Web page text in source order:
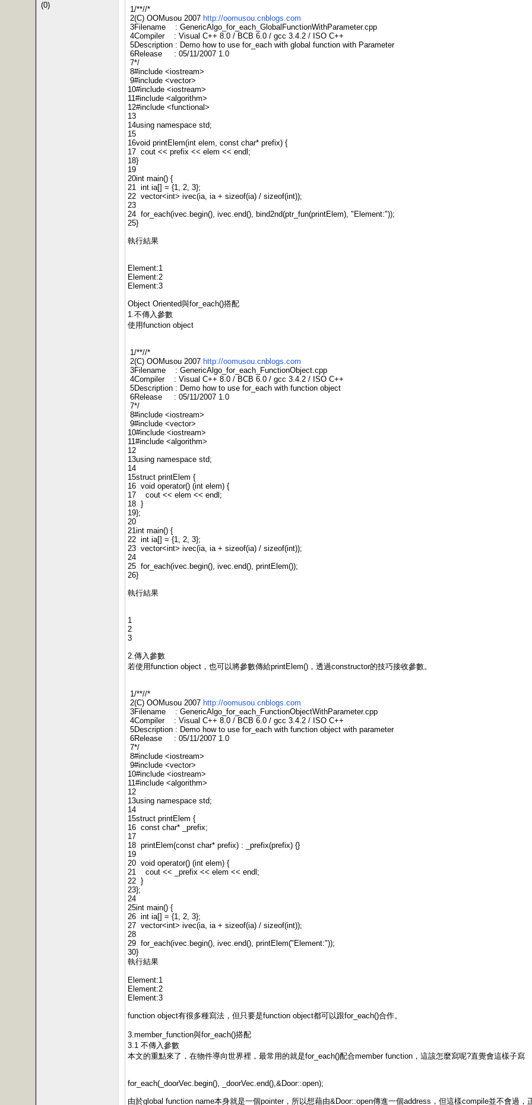
(0)
1/**//*
2(C) OOMusou 2007 http://oomusou.cnblogs.com
3Filename : GenericAlgo_for_each_GlobalFunctionWithParameter.cpp
4Compiler : Visual C++ 8.0 / BCB 6.0 / gcc 3.4.2 / ISO C++
5Description : Demo how to use for_each with global function with Parameter
6Release : 05/11/2007 1.0
7*/
8#include <iostream>
9#include <vector>
10#include <iostream>
11#include <algorithm>
12#include <functional>
13
14using namespace std;
15
16void printElem(int elem, const char* prefix) {
17 cout << prefix << elem << endl;
18}
19
20int main() {
21 int ia[] = {1, 2, 3};
22 vector<int> ivec(ia, ia + sizeof(ia) / sizeof(int));
23
24 for_each(ivec.begin(), ivec.end(), bind2nd(ptr_fun(printElem), "Element:"));
25}
執行結果
Element:1
Element:2
Element:3
Object Oriented與for_each()搭配
1.不傳入參數
使用function object
1/**//*
2(C) OOMusou 2007 http://oomusou.cnblogs.com
3Filename : GenericAlgo_for_each_FunctionObject.cpp
4Compiler : Visual C++ 8.0 / BCB 6.0 / gcc 3.4.2 / ISO C++
5Description : Demo how to use for_each with function object
6Release : 05/11/2007 1.0
7*/
8#include <iostream>
9#include <vector>
10#include <iostream>
11#include <algorithm>
12
13using namespace std;
14
15struct printElem {
16 void operator() (int elem) {
17 cout << elem << endl;
18 }
19};
20
21int main() {
22 int ia[] = {1, 2, 3};
23 vector<int> ivec(ia, ia + sizeof(ia) / sizeof(int));
24
25 for_each(ivec.begin(), ivec.end(), printElem());
26}
執行結果
1
2
3
2.傳入參數
若使用function object，也可以將參數傳給printElem()，透過constructor的技巧接收參數。
1/**//*
2(C) OOMusou 2007 http://oomusou.cnblogs.com
3Filename : GenericAlgo_for_each_FunctionObjectWithParameter.cpp
4Compiler : Visual C++ 8.0 / BCB 6.0 / gcc 3.4.2 / ISO C++
5Description : Demo how to use for_each with function object with parameter
6Release : 05/11/2007 1.0
7*/
8#include <iostream>
9#include <vector>
10#include <iostream>
11#include <algorithm>
12
13using namespace std;
14
15struct printElem {
16 const char* _prefix;
17
18 printElem(const char* prefix) : _prefix(prefix) {}
19
20 void operator() (int elem) {
21 cout << _prefix << elem << endl;
22 }
23};
24
25int main() {
26 int ia[] = {1, 2, 3};
27 vector<int> ivec(ia, ia + sizeof(ia) / sizeof(int));
28
29 for_each(ivec.begin(), ivec.end(), printElem("Element:"));
30}
執行結果
Element:1
Element:2
Element:3
function object有很多種寫法，但只要是function object都可以跟for_each()合作。
3.member_function與for_each()搭配
3.1 不傳入參數
本文的重點來了，在物件導向世界裡，最常用的就是for_each()配合member function，這該怎麼寫呢?直覺會這樣子寫
for_each(_doorVec.begin(), _doorVec.end(),&Door::open);
由於global function name本身就是一個pointer，所以想藉由&Door::open傳進一個address，但這樣compile並不會過，